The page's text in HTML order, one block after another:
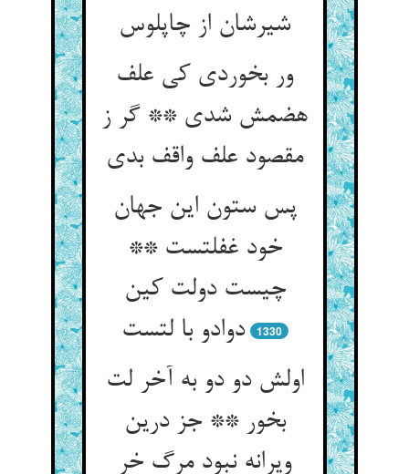
شیرشان از چاپلوس
ور بخوردی کی علف
هضمش شدی ** گر ز
مقصود علف واقف بدی
پس ستون این جهان
خود غفلتست **
چیست دولت کین
دوادو با لتست
1330
اولش دو دو به آخر لت
بخور ** جز درین
ویرانه نبود مرگ خر